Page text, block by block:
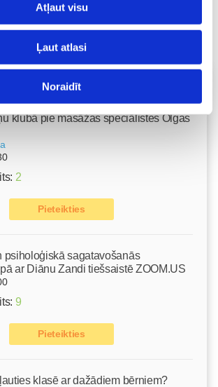
Atļaut visu
Ļaut atlasi
Noraidīt
Vecāku skola
pēcdzemdību masāža, ķermeņa
klubā pie masāžas speciālistes Olgas
2
Pieteikties
psiholoģiskā sagatavošanās
ar Diānu Zandi tiešsaistē ZOOM.US
9
Pieteikties
klasē ar dažādiem bērniem?